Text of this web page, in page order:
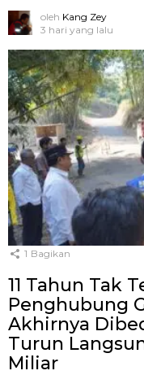
oleh Kang Zey
3 hari yang lalu
1 Bagikan
11 Tahun Tak
Penghubung
Akhirnya
Turun
Miliar